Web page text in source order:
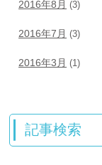
2016年8月 (3)
2016年7月 (3)
2016年3月 (1)
記事検索